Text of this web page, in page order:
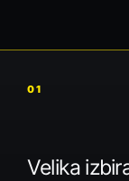
01
Velika